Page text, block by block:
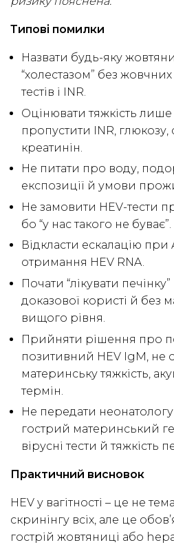
Типові помилки
Назвати будь-яку
“холестазом” без
тестів і INR.
Оцінювати тяжкість лише
пропустити INR, глюкозу,
креатинін.
Не питати про воду,
експозиції й умови
Не замовити HEV-тести
бо “у нас такого не буває”.
Відкласти ескалацію
отримання HEV RNA.
Почати “лікувати
доказової користі й без
вищого рівня.
Прийняти рішення про
позитивний HEV IgM, не
материнську тяжкість,
термін.
Не передати
гострий материнський
вірусні тести й тяжкість
Практичний висновок
HEV у вагітності – це не
скринінгу всіх, але це
гострій жовтяниці або